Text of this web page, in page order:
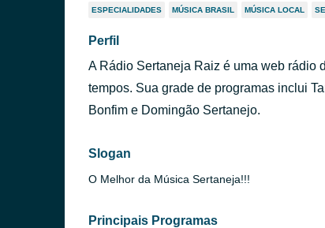
Viola cabocla
A força do amor
Abel & Caim
Caminhoneiro
ESPECIALIDADES MÚSICA BRASIL MÚSICA LOCAL
Perfil
A Rádio Sertaneja Raiz é uma web rádio
tempos. Sua grade de programas inclui
Bonfim e Domingão Sertanejo.
Slogan
O Melhor da Música Sertaneja!!!
Principais Programas